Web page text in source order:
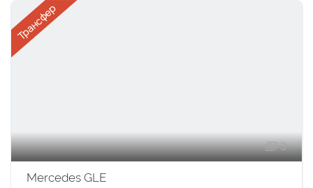
Трансфер
3
Mercedes GLE